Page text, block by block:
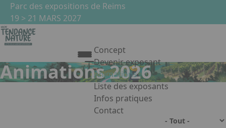
Aller au contenu principal
Parc des expositions de Reims
19 > 21 MARS 2027
Concept
Devenir exposant
Animations
Liste des exposants
Infos pratiques
Contact
Appuyez sur Entrée pour ouvrir
Animations 2026
Panneau de gestion des cookies